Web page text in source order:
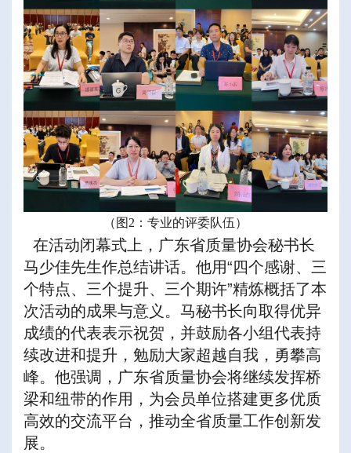
（图2：专业的评委队伍）
在活动闭幕式上，广东省质量协会秘书长
马少佳先生作总结讲话。他用“四个感谢、三
个特点、三个提升、三个期许”精炼概括了本
次活动的成果与意义。马秘书长向取得优异
成绩的代表表示祝贺，并鼓励各小组代表持
续改进和提升，勉励大家超越自我，勇攀高
峰。他强调，广东省质量协会将继续发挥桥
梁和纽带的作用，为会员单位搭建更多优质
高效的交流平台，推动全省质量工作创新发
展。